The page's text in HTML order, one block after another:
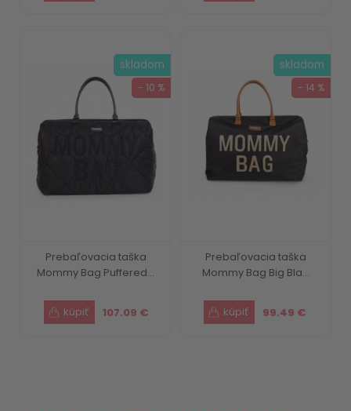
Prebaľovacia taška
Mommy Bag Puffered...
107.09 €
skladom
- 10 %
Prebaľovacia taška
Mommy Bag Big Bla...
99.49 €
skladom
- 14 %